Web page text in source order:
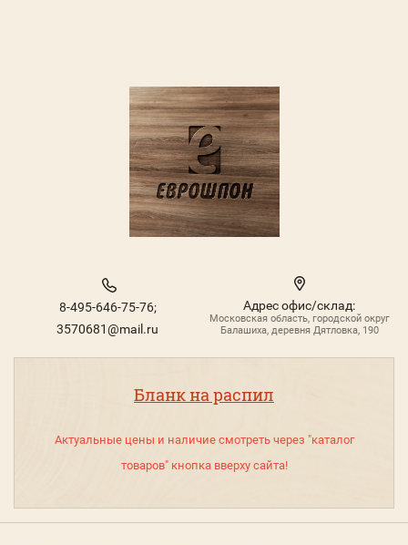
Бланк на распил
Актуальные цены и наличие смотреть через "каталог
товаров" кнопка вверху сайта!
8-495-646-75-76;
3570681@mail.ru
Адрес офис/склад:
Московская область, городской округ
Балашиха, деревня Дятловка, 190